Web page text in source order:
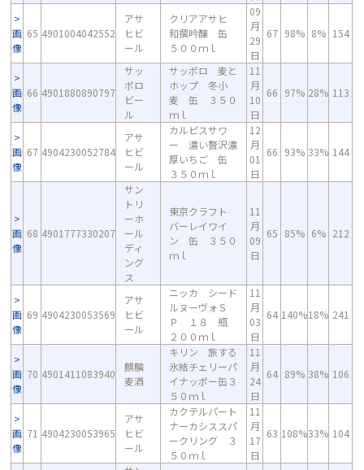
画
像
65 4901004042552
アサ
ヒビ
ール
クリアアサヒ
和撰吟醸 缶
５００ｍｌ
09
月
29
日
67 98% 8% 154
画
像
66 4901880890797
サッ
ポロ
ビー
ル
サッポロ 麦と
ホップ 冬小
麦 缶 ３５０
ｍｌ
11
月
10
日
66 97% 28% 113
画
像
67 4904230052784
アサ
ヒビ
ール
カルピスサワ
ー 濃い贅沢濃
厚いちご 缶
３５０ｍｌ
12
月
01
日
66 93% 33% 144
画
像
68 4901777330207
サン
トリ
ーホ
ール
ディ
ング
ス
東京クラフト
バーレイワイ
ン 缶 ３５０
ｍｌ
11
月
09
日
65 85% 6% 212
画
像
69 4904230053569
アサ
ヒビ
ール
ニッカ シード
ルヌーヴォＳ
Ｐ １８ 瓶
２００ｍｌ
11
月
03
日
64 140%18% 241
画
像
70 4901411083940
麒麟
麦酒
キリン 旅する
氷結チェリーパ
イナッポー缶３
５０ｍｌ
11
月
24
日
64 89% 38% 106
画
像
71 4904230053965
アサ
ヒビ
ール
カクテルパート
ナーカシススパ
ークリング ３
５０ｍｌ
11
月
17
日
63 108%33% 104